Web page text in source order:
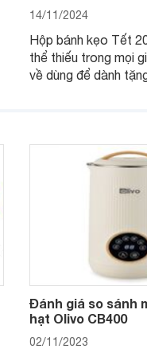
14/11/2024
Hộp bánh kẹo Tết
thể thiếu trong mọi
về dùng để dành
2025 mới vừa sang,
mua sắm cuối năm.
Đánh giá so sánh
hạt Olivo CB400
02/11/2023